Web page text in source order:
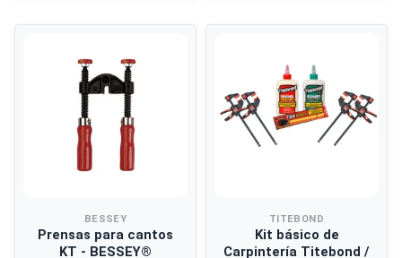
BESSEY
Prensas para cantos
KT - BESSEY®
TITEBOND
Kit básico de
Carpintería Titebond /